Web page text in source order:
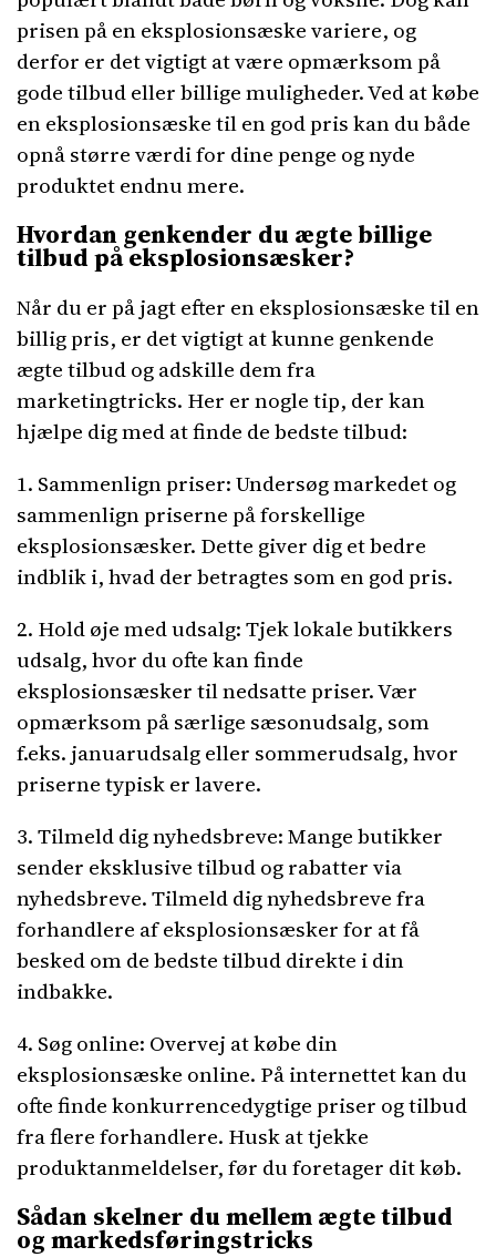
prisen på en eksplosionsæske variere, og
derfor er det vigtigt at være opmærksom på
gode tilbud eller billige muligheder. Ved at købe
en eksplosionsæske til en god pris kan du både
opnå større værdi for dine penge og nyde
produktet endnu mere.
Hvordan genkender du ægte billige
tilbud på eksplosionsæsker?
Når du er på jagt efter en eksplosionsæske til en
billig pris, er det vigtigt at kunne genkende
ægte tilbud og adskille dem fra
marketingtricks. Her er nogle tip, der kan
hjælpe dig med at finde de bedste tilbud:
1. Sammenlign priser: Undersøg markedet og
sammenlign priserne på forskellige
eksplosionsæsker. Dette giver dig et bedre
indblik i, hvad der betragtes som en god pris.
2. Hold øje med udsalg: Tjek lokale butikkers
udsalg, hvor du ofte kan finde
eksplosionsæsker til nedsatte priser. Vær
opmærksom på særlige sæsonudsalg, som
f.eks. januarudsalg eller sommerudsalg, hvor
priserne typisk er lavere.
3. Tilmeld dig nyhedsbreve: Mange butikker
sender eksklusive tilbud og rabatter via
nyhedsbreve. Tilmeld dig nyhedsbreve fra
forhandlere af eksplosionsæsker for at få
besked om de bedste tilbud direkte i din
indbakke.
4. Søg online: Overvej at købe din
eksplosionsæske online. På internettet kan du
ofte finde konkurrencedygtige priser og tilbud
fra flere forhandlere. Husk at tjekke
produktanmeldelser, før du foretager dit køb.
Sådan skelner du mellem ægte tilbud
og markedsføringstricks